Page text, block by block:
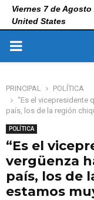
Viernes 7 de
United States
PRIMARY
PRINCIPAL
POLÍTICA
“Es el vicepresidente
país, los de la región
POLÍTICA
“Es el
vergüenza
país, los de
estamos